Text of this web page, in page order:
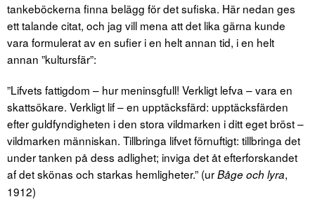
tankeböckerna finna belägg för det sufiska. Här nedan ges
ett talande citat, och jag vill mena att det lika gärna kunde
vara formulerat av en sufier i en helt annan tid, i en helt
annan ”kultursfär”:
”Lifvets fattigdom – hur meninsgfull! Verkligt lefva – vara en
skattsökare. Verkligt lif – en upptäcksfärd: upptäcksfärden
efter guldfyndigheten i den stora vildmarken i ditt eget bröst –
vildmarken människan. Tillbringa lifvet förnuftigt: tillbringa det
under tanken på dess adlighet; inviga det åt efterforskandet
af det skönas och starkas hemligheter.” (urBåge och lyra,
1912)